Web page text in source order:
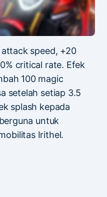
speed, +20
critical rate. Efek
100 magic
setelah setiap 3.5
splash kepada
untuk
Irithel.